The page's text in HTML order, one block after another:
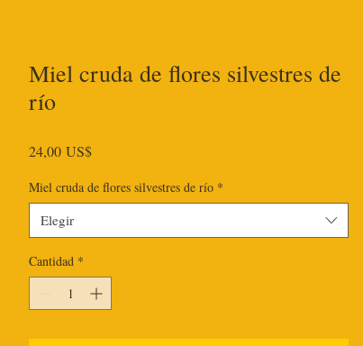
Miel cruda de flores silvestres de
río
24,00 US$Precio
Miel cruda de flores silvestres de río *
Elegir
Cantidad *